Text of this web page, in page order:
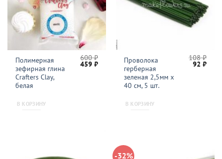
Полимерная
зефирная глина
Crafters Clay,
белая
600₽
Первоначальная
459 ₽Текущая
В КОРЗИНУ
Проволока
герберная
зеленая 2,5мм x
40 см, 5 шт.
108₽
92 ₽
В КОРЗИНУ
-32%